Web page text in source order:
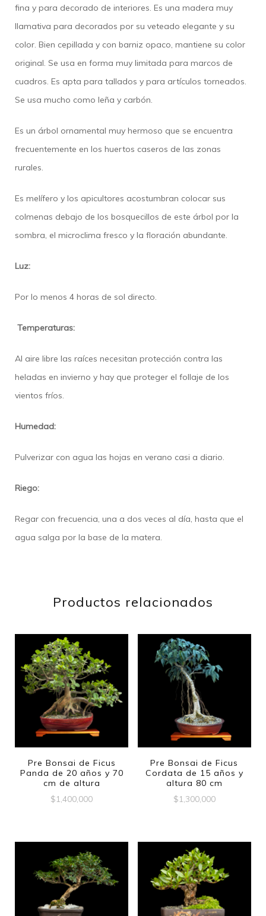
fina y para decorado de interiores. Es una madera muy
llamativa para decorados por su veteado elegante y su
color. Bien cepillada y con barniz opaco, mantiene su color
original. Se usa en forma muy limitada para marcos de
cuadros. Es apta para tallados y para artículos torneados.
Se usa mucho como leña y carbón.
Es un árbol ornamental muy hermoso que se encuentra
frecuentemente en los huertos caseros de las zonas
rurales.
Es melífero y los apicultores acostumbran colocar sus
colmenas debajo de los bosquecillos de este árbol por la
sombra, el microclima fresco y la floración abundante.
Luz:
Por lo menos 4 horas de sol directo.
Temperaturas:
Al aire libre las raíces necesitan protección contra las
heladas en invierno y hay que proteger el follaje de los
vientos fríos.
Humedad:
Pulverizar con agua las hojas en verano casi a diario.
Riego:
Regar con frecuencia, una a dos veces al día, hasta que el
agua salga por la base de la matera.
Productos relacionados
Pre Bonsai de Ficus
Panda de 20 años y 70
cm de altura
$1,400,000
Pre Bonsai de Ficus
Cordata de 15 años y
altura 80 cm
$1,300,000